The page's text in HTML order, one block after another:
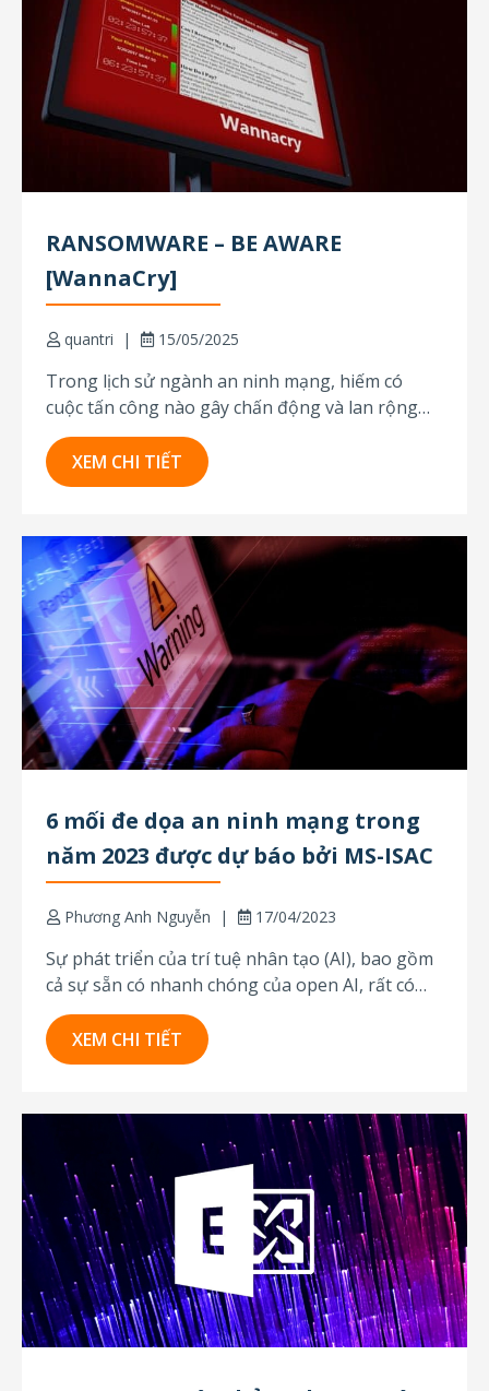
RANSOMWARE – BE AWARE
[WannaCry]
quantri 15/05/2025
Trong lịch sử ngành an ninh mạng, hiếm có
cuộc tấn công nào gây chấn động và lan rộng
nhanh như WannaCry – một chiến dịch mã hóa
tống tiền bùng phát toàn cầu vào tháng 5 năm
2017, chỉ trong vài giờ đã làm tê liệt hàng trăm...
XEM CHI TIẾT
6 mối đe dọa an ninh mạng trong
năm 2023 được dự báo bởi MS-ISAC
Phương Anh Nguyễn 17/04/2023
Sự phát triển của trí tuệ nhân tạo (AI), bao gồm
cả sự sẵn có nhanh chóng của open AI, rất có
thể sẽ tăng cường các hoạt động tấn công an
ninh mạng của CTA đối với nạn nhân trong hai
năm tới. Trung tâm phân tích và chia...
XEM CHI TIẾT